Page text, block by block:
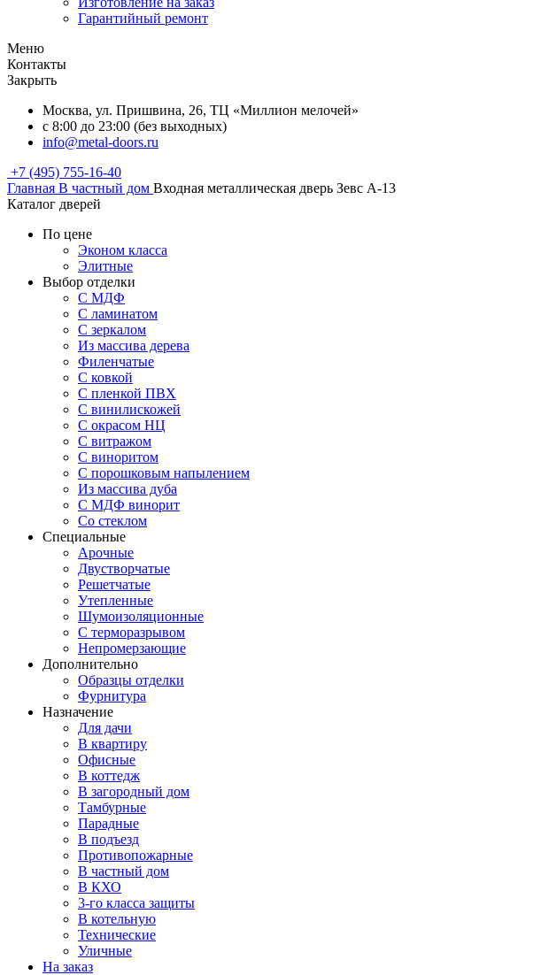
Гарантийный ремонт
Меню
Контакты
Закрыть
Москва, ул. Пришвина, 26, ТЦ «Миллион мелочей»
с 8:00 до 23:00 (без выходных)
info@metal-doors.ru
+7 (495) 755-16-40
Главная В частный дом Входная металлическая дверь Зевс A-13
Каталог дверей
По цене
Эконом класса
Элитные
Выбор отделки
С МДФ
С ламинатом
С зеркалом
Из массива дерева
Филенчатые
С ковкой
С пленкой ПВХ
С винилискожей
С окрасом НЦ
С витражом
С виноритом
С порошковым напылением
Из массива дуба
С МДФ винорит
Со стеклом
Специальные
Арочные
Двустворчатые
Решетчатые
Утепленные
Шумоизоляционные
С терморазрывом
Непромерзающие
Дополнительно
Образцы отделки
Фурнитура
Назначение
Для дачи
В квартиру
Офисные
В коттедж
В загородный дом
Тамбурные
Парадные
В подъезд
Противопожарные
В частный дом
В КХО
3-го класса защиты
В котельную
Технические
Уличные
На заказ